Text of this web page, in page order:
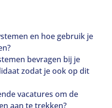
en hoe gebruik je
bevragen bij je
zodat je ook op dit
vacatures om de
aan te trekken?